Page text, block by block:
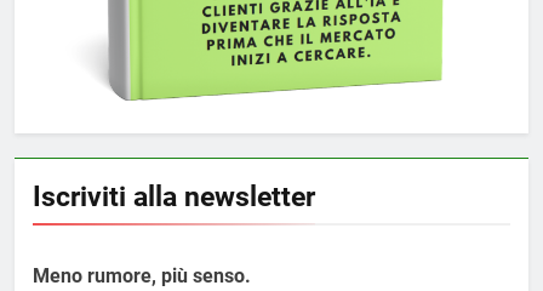
Iscriviti alla newsletter
Meno rumore, più senso.